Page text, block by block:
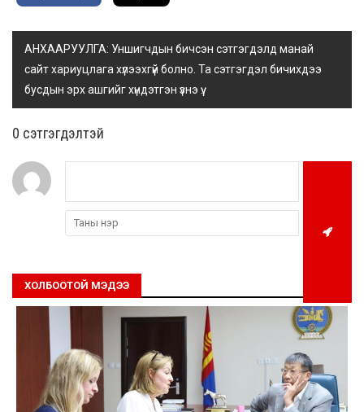
АНХААРУУЛГА: Уншигчдын бичсэн сэтгэгдэлд манай
сайт хариуцлага хүлээхгүй болно. Та сэтгэгдэл бичихдээ
бусдын эрх ашгийг хүндэтгэн үзнэ үү.
0 cэтгэгдэлтэй
ХОЛБООТОЙ МЭДЭЭ